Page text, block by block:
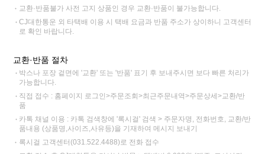
교환·반품불가 사전 고지 상품인 경우 교환·반품이 불가능합니다.
CJ대한통운 외 타택배 이용 시 택배 요금과 반품 주소가 상이하니 고객센터
로 확인 바랍니다.
교환·반품 절차
박스나 포장 겉면에 '교환' 또는 '반품' 표기 후 보내주시면 보다 빠른 처리가
가능합니다.
직접 접수 : 홈페이지 로그인>주문조회>최근주문내역>주문상세>교환/반
품
카톡 채널 이용 : 카톡 검색창에 '록시걸' 검색 > 주문자명, 전화번호, 교환/반
품내용 (상품명,사이즈,사유등)을 기재하여 메시지 보내기
록시걸 고객센터(031.522.4488)로 전화 접수